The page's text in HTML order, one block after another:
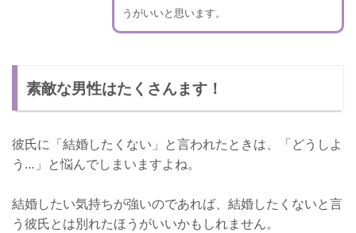
うがいいと思います。
素敵な男性はたくさんます！
彼氏に「結婚したくない」と言われたときは、「どうしよ
う…」と悩んでしまいますよね。
結婚したい気持ちが強いのであれば、結婚したくないと言
う彼氏とは別れたほうがいいかもしれません。